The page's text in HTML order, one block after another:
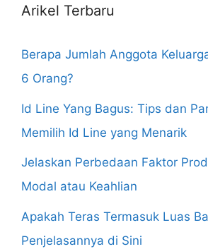
Arikel Terbaru
Berapa Jumlah Anggota
6 Orang?
Id Line Yang Bagus: Tips dan
Memilih Id Line yang Menarik
Jelaskan Perbedaan Faktor
Modal atau Keahlian
Apakah Teras Termasuk Luas
Penjelasannya di Sini